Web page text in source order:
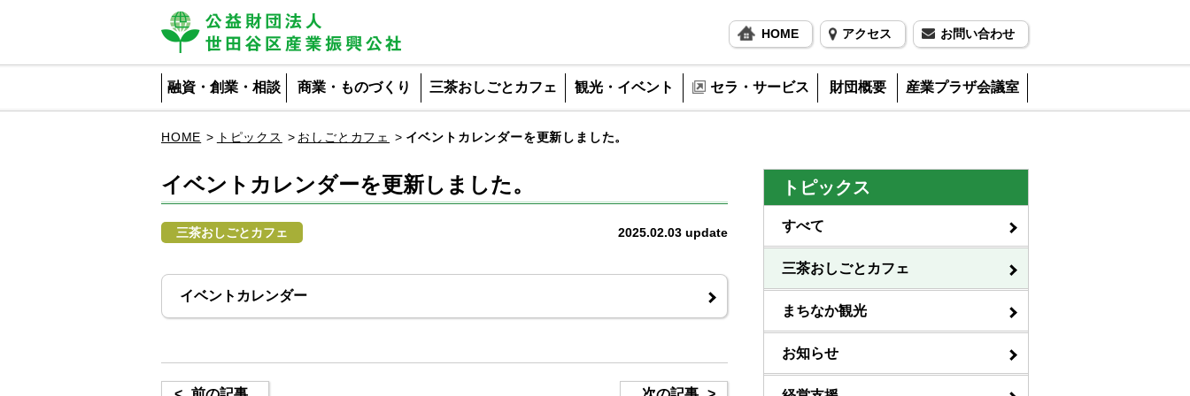
公益財団法人 世田谷区産業振興公社
HOME アクセス お問い合わせ
融資・創業・相談 商業・ものづくり 三茶おしごとカフェ 観光・イベント セラ・サービス 財団概要 産業プラザ会議室
HOME トピックス おしごとカフェ イベントカレンダーを更新しました。
イベントカレンダーを更新しました。
三茶おしごとカフェ 2025.02.03 update
イベントカレンダー
トピックス
すべて
三茶おしごとカフェ
まちなか観光
お知らせ